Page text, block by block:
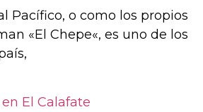
Pacífico, o como los propios
«El Chepe«, es uno de los